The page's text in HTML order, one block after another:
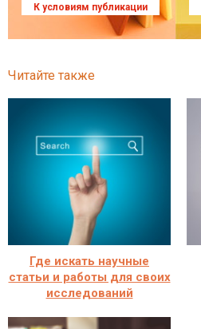
К условиям публикации
Читайте также
Где искать научные
статьи и работы для своих
исследований